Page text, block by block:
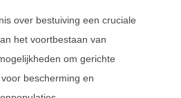
over bestuiving een cruciale
het voortbestaan van
om gerichte
bescherming en